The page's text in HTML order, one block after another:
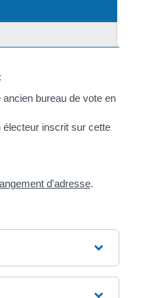
bureau de vote en
électeur inscrit sur cette
d'adresse.